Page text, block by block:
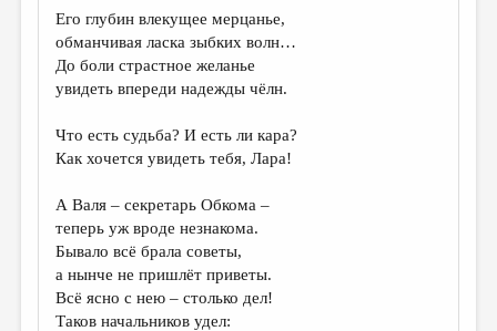
КУЛЬТУРОВЕДЕНИЕ
ПУБЛИЦИСТИКА
РЕЦЕНЗИРОВАНИЕ
ЦИКЛЫ ПУБЛИКАЦИЙ
МЕДИА
ВКОНТАКТЕ
Его глубин влекущее мерцанье,
обманчивая ласка зыбких волн…
До боли страстное желанье
увидеть впереди надежды чёлн.
Что есть судьба? И есть ли кара?
Как хочется увидеть тебя, Лара!
А Валя – секретарь Обкома –
теперь уж вроде незнакома.
Бывало всё брала советы,
а нынче не пришлёт приветы.
Всё ясно с нею – столько дел!
Таков начальников удел: